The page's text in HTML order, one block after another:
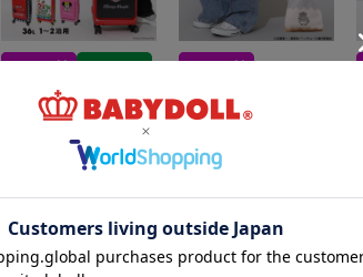
5/18一部再販 【送料無
料】BABYDOLL別注 ＜デ
ィズニー＞ キャリーケー
ニットバッグ 1103